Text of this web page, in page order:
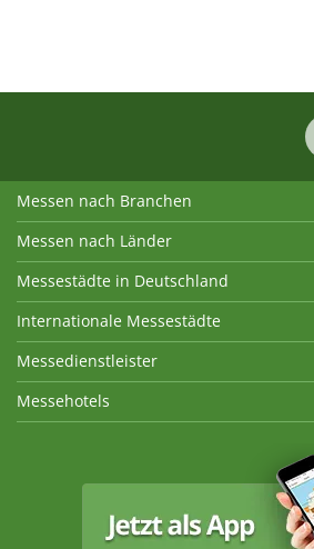
Messen nach Branchen
Messen nach Länder
Messestädte in Deutschland
Internationale Messestädte
Messedienstleister
Messehotels